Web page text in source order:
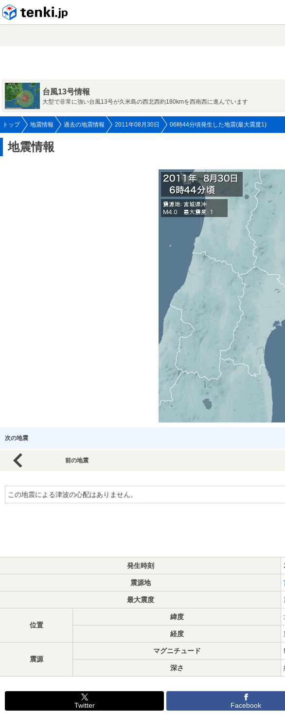
台風13号情報
大型で非常に強い台風13号が久米島の西北西約180kmを西南西に進んでいます
トップ 地震情報 過去の地震情報 2011年08月30日 06時44分頃発生した地震(最大震度1)
地震情報
次の地震
前の地震
この地震による津波の心配はありません。
発生時刻
震源地
最大震度
位置
緯度
経度
震源
マグニチュード
深さ
Twitter Facebook